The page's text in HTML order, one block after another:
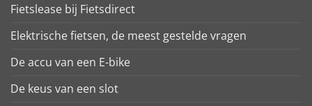
Fietslease bij Fietsdirect
Elektrische fietsen, de meest gestelde vragen
De accu van een E-bike
De keus van een slot